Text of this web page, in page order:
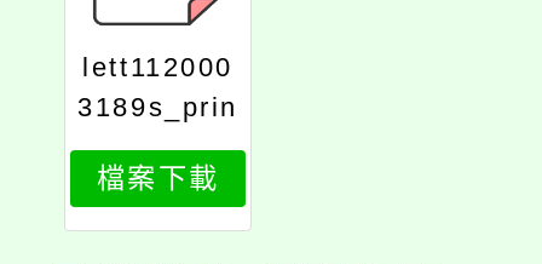
lett112000
3189s_prin
t
檔案下載